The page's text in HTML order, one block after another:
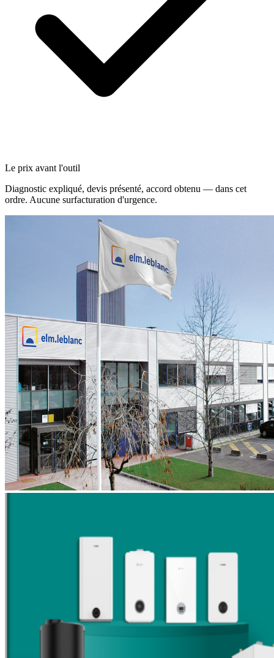
Le prix avant l'outil
Diagnostic expliqué, devis présenté, accord obtenu — dans cet
ordre. Aucune surfacturation d'urgence.